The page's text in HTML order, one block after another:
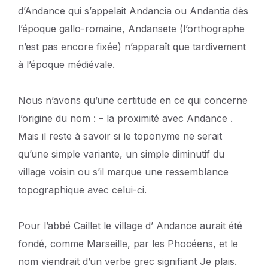
d’Andance qui s’appelait Andancia ou Andantia dès
l’époque gallo-romaine, Andansete (l’orthographe
n’est pas encore fixée) n’apparaît que tardivement
à l’époque médiévale.
Nous n’avons qu’une certitude en ce qui concerne
l’origine du nom : – la proximité avec Andance .
Mais il reste à savoir si le toponyme ne serait
qu’une simple variante, un simple diminutif du
village voisin ou s’il marque une ressemblance
topographique avec celui-ci.
Pour l’abbé Caillet le village d’ Andance aurait été
fondé, comme Marseille, par les Phocéens, et le
nom viendrait d’un verbe grec signifiant Je plais.